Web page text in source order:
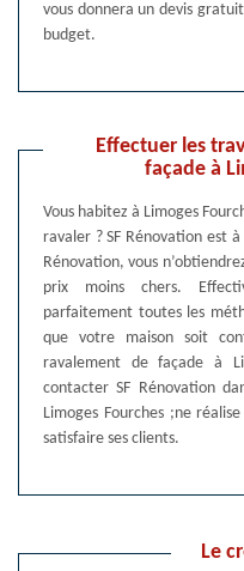
vous donnera un devis
budget.
Effectuer les
façade à
Vous habitez à Limoges
ravaler ? SF Rénovation est
Rénovation, vous
prix moins chers.
parfaitement toutes les
que votre maison soit
ravalement de façade à
contacter SF Rénovation
Limoges Fourches ;ne
satisfaire ses clients.
Le